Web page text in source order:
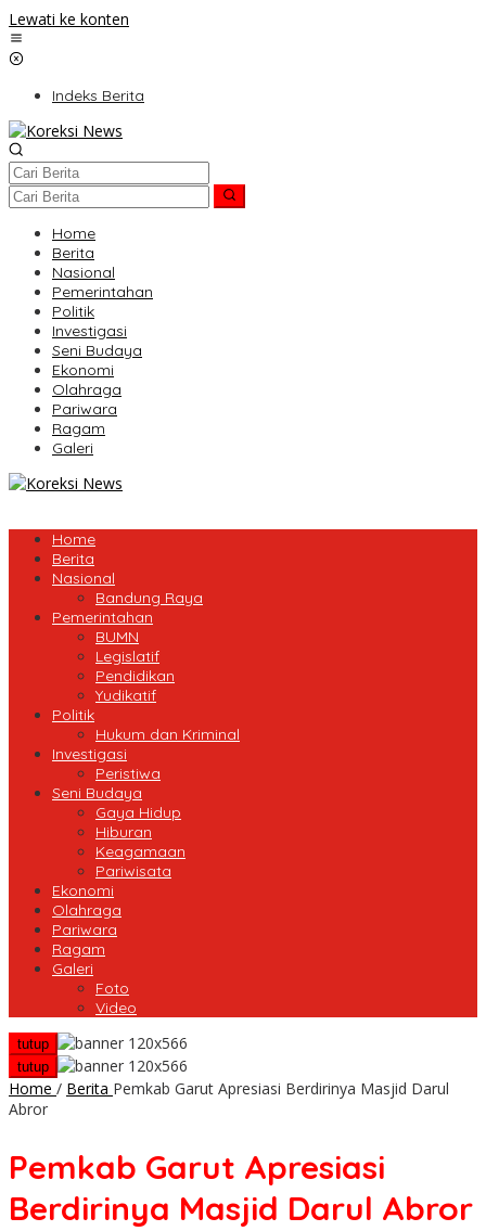
Lewati ke konten
Indeks Berita
Home
Berita
Nasional
Pemerintahan
Politik
Investigasi
Seni Budaya
Ekonomi
Olahraga
Pariwara
Ragam
Galeri
Home
Berita
Nasional
Bandung Raya
Pemerintahan
BUMN
Legislatif
Pendidikan
Yudikatif
Politik
Hukum dan Kriminal
Investigasi
Peristiwa
Seni Budaya
Gaya Hidup
Hiburan
Keagamaan
Pariwisata
Ekonomi
Olahraga
Pariwara
Ragam
Galeri
Foto
Video
tutup
tutup
Home / Berita Pemkab Garut Apresiasi Berdirinya Masjid Darul
Abror
Pemkab Garut Apresiasi
Berdirinya Masjid Darul Abror